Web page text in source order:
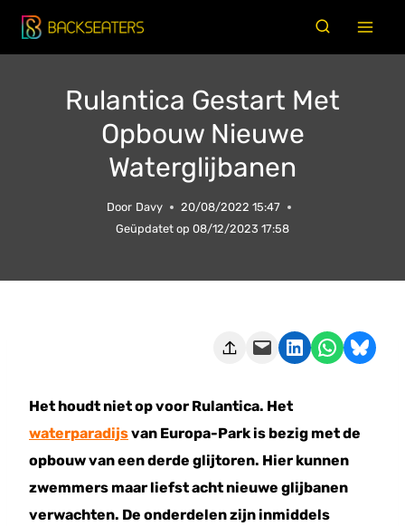
Doorgaan
naar
Rulantica Gestart Met
Opbouw Nieuwe
Waterglijbanen
Door Davy
20/08/2022 15:47
Geüpdatet op 08/12/2023 17:58
Deze pagina e-mailen Delen op LinkedIn Delen via WhatsApp Share on Bluesky
Het houdt niet op voor Rulantica. Het
waterparadijsvan Europa-Park is bezig met de
opbouw van een derde glijtoren. Hier kunnen
zwemmers maar liefst acht nieuwe glijbanen
verwachten. De onderdelen zijn inmiddels